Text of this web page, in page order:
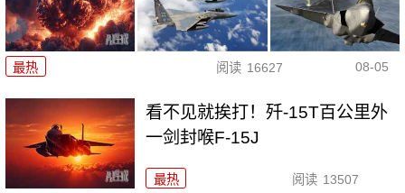
最热 阅读 16627 08-05
看不见就挨打！歼-15T百公里外
一剑封喉F-15J
最热 阅读 13507